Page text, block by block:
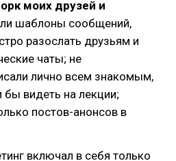
моих друзей и
шаблоны сообщений,
разослать друзьям и
чаты; не
лично всем знакомым,
видеть на лекции;
постов-анонсов в
включал в себя только